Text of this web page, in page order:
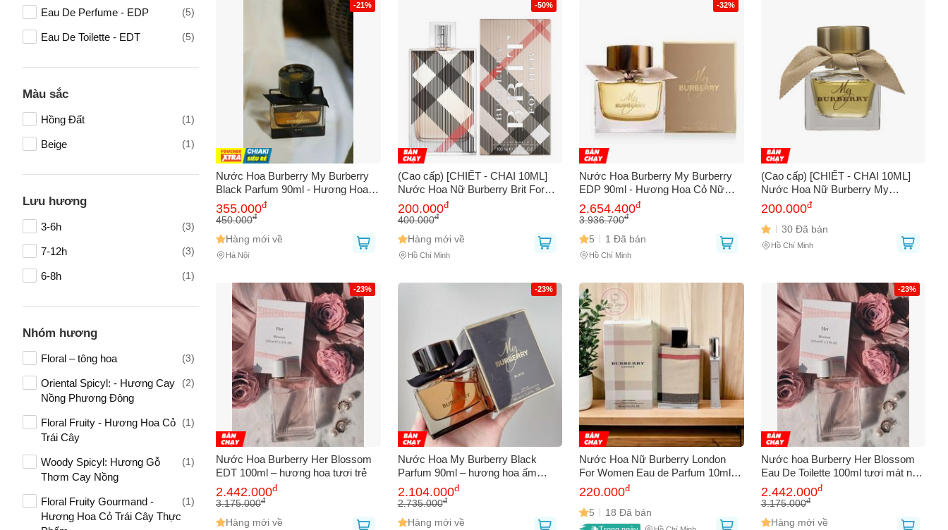
Eau De Perfume - EDP (5)
Eau De Toilette - EDT (5)
Màu sắc
Hồng Đất (1)
Beige (1)
Lưu hương
3-6h (3)
7-12h (3)
6-8h (1)
Nhóm hương
Floral – tông hoa (3)
Oriental Spicyl: - Hương Cay
Nồng Phương Đông
(2)
Floral Fruity - Hương Hoa Cỏ
Trái Cây
(1)
Woody Spicyl: Hương Gỗ
Thơm Cay Nồng
(1)
Floral Fruity Gourmand -
Hương Hoa Cỏ Trái Cây Thực
(1)
-21%
Nước Hoa Burberry My Burberry
Black Parfum 90ml - Hương Hoa
Cỏ Phương Đông Sang Trọng Cho
Nữ, Lưu Hương Lên Tới 12 Giờ
355.000đ
450.000đ
Hàng mới về
Hà Nội
-50%
(Cao cấp) [CHIẾT - CHAI 10ML]
Nước Hoa Nữ Burberry Brit For
Her EDP Chính hãng
200.000đ
400.000đ
Hàng mới về
Hồ Chí Minh
-32%
Nước Hoa Burberry My Burberry
EDP 90ml - Hương Hoa Cỏ Nữ
Tính, Sang Trọng, Chính Hãng Từ
Pháp
2.654.400đ
3.936.700đ
5 1 Đã bán
Hồ Chí Minh
(Cao cấp) [CHIẾT - CHAI 10ML]
Nước Hoa Nữ Burberry My
Burberry EDP Mini Chính hãng
200.000đ
30 Đã bán
Hồ Chí Minh
-23%
Nước Hoa Burberry Her Blossom
EDT 100ml – hương hoa tươi trẻ
2.442.000đ
3.175.000đ
Hàng mới về
-23%
Nước Hoa My Burberry Black
Parfum 90ml – hương hoa ấm
quyến rũ
2.104.000đ
2.735.000đ
Hàng mới về
Nước Hoa Nữ Burberry London
For Women Eau de Parfum 10ml -
Hương Hoa Cỏ Sang Trọng, Lối
Sống Độc Đáo Tại London
220.000đ
5 18 Đã bán
-23%
Nước hoa Burberry Her Blossom
Eau De Toilette 100ml tươi mát nhẹ
nhàng
2.442.000đ
3.175.000đ
Hàng mới về
GỬI BÁO LỖI